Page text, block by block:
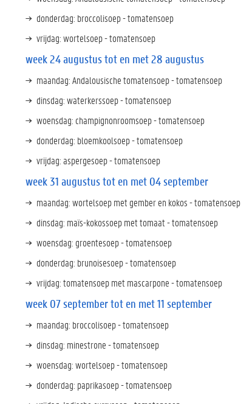
donderdag: broccolisoep - tomatensoep
vrijdag: wortelsoep - tomatensoep
week 24 augustus tot en met 28 augustus
maandag: Andalousische tomatensoep - tomatensoep
dinsdag: waterkerssoep - tomatensoep
woensdag: champignonroomsoep - tomatensoep
donderdag: bloemkoolsoep - tomatensoep
vrijdag: aspergesoep - tomatensoep
week 31 augustus tot en met 04 september
maandag: wortelsoep met gember en kokos - tomatensoep
dinsdag: maïs-kokossoep met tomaat - tomatensoep
woensdag: groentesoep - tomatensoep
donderdag: brunoisesoep - tomatensoep
vrijdag: tomatensoep met mascarpone - tomatensoep
week 07 september tot en met 11 september
maandag: broccolisoep - tomatensoep
dinsdag: minestrone - tomatensoep
woensdag: wortelsoep - tomatensoep
donderdag: paprikasoep - tomatensoep